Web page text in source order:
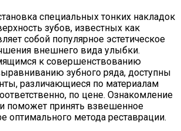
специальных тонких накладок
зубов, известных как
собой популярное эстетическое
внешнего вида улыбки.
к совершенствованию
зубного ряда, доступны
различающиеся по материалам
по цене. Ознакомление
поможет принять взвешенное
оптимального метода реставрации.